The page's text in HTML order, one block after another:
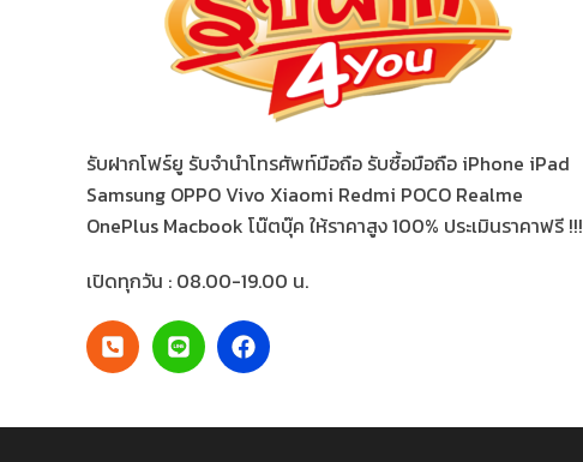
รับฝากโฟร์ยู รับจำนำโทรศัพท์มือถือ รับซื้อมือถือ iPhone iPad
Samsung OPPO Vivo Xiaomi Redmi POCO Realme
OnePlus Macbook โน๊ตบุ๊ค ให้ราคาสูง 100% ประเมินราคาฟรี !!!
เปิดทุกวัน : 08.00-19.00 น.